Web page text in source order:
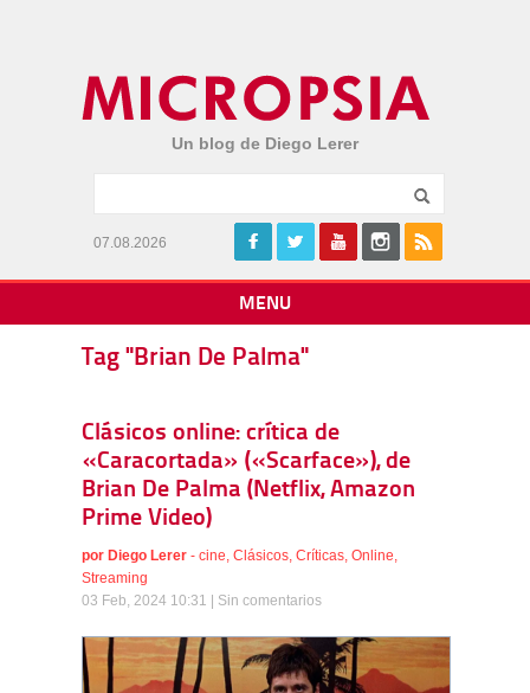
Un blog de Diego Lerer
07.08.2026
MENU
Tag "Brian De Palma"
Clásicos online: crítica de
«Caracortada» («Scarface»), de
Brian De Palma (Netflix, Amazon
Prime Video)
por Diego Lerer - cine, Clásicos, Críticas, Online,
Streaming
03 Feb, 2024 10:31 | Sin comentarios